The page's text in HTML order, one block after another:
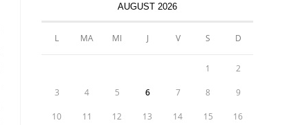
AUGUST 2026
L MA MI J V S D
1 2
3 4 5 6 7 8 9
10 11 12 13 14 15 16